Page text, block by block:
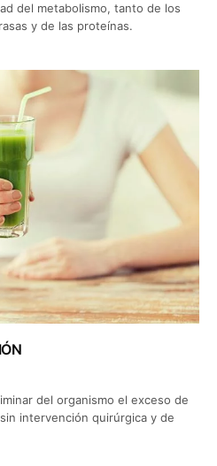
del metabolismo, tanto de los
y de las proteínas.
del organismo el exceso de
intervención quirúrgica y de